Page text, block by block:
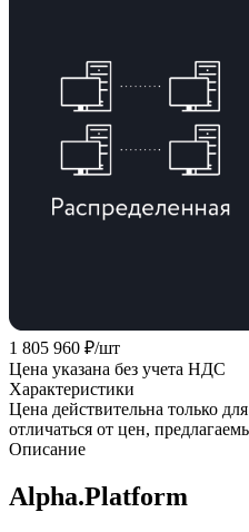
1 805 960 ₽/шт
Цена указана без учета НДС
Характеристики
Цена действительна только
отличаться от цен,
Описание
Alpha.Platform